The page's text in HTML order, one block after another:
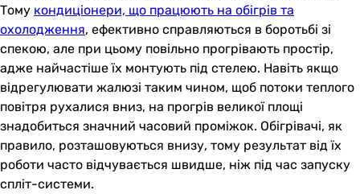
Тому кондиціонери, що працюють на обігрів та
охолодження, ефективно справляються в боротьбі зі
спекою, але при цьому повільно прогрівають простір,
адже найчастіше їх монтують під стелею. Навіть якщо
відрегулювати жалюзі таким чином, щоб потоки теплого
повітря рухалися вниз, на прогрів великої площі
знадобиться значний часовий проміжок. Обігрівачі, як
правило, розташовуються внизу, тому результат від їх
роботи часто відчувається швидше, ніж під час запуску
спліт-системи.